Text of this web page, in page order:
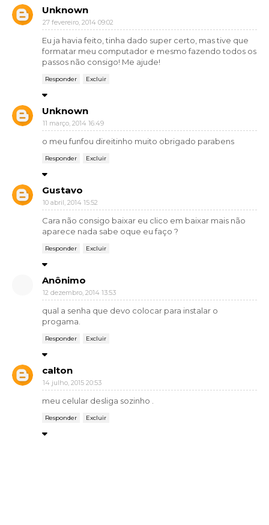
Unknown
27 fevereiro, 2014 09:02
Eu ja havia feito, tinha dado super certo, mas tive que
formatar meu computador e mesmo fazendo todos os
passos não consigo! Me ajude!
Responder Excluir
Unknown
11 março, 2014 16:49
o meu funfou direitinho muito obrigado parabens
Responder Excluir
Gustavo
10 abril, 2014 15:52
Cara não consigo baixar eu clico em baixar mais não
aparece nada sabe oque eu faço ?
Responder Excluir
Anônimo
12 dezembro, 2014 13:53
qual a senha que devo colocar para instalar o
progama.
Responder Excluir
calton
14 julho, 2015 20:53
meu celular desliga sozinho .
Responder Excluir